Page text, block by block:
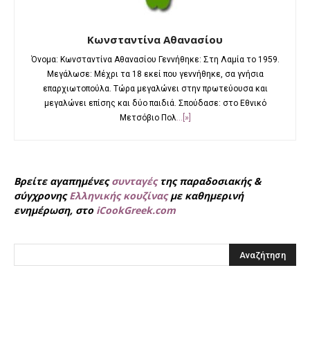
Κωνσταντίνα Αθανασίου
Όνομα: Κωνσταντίνα Αθανασίου Γεννήθηκε: Στη Λαμία το 1959.
Μεγάλωσε: Μέχρι τα 18 εκεί που γεννήθηκε, σα γνήσια
επαρχιωτοπούλα. Τώρα μεγαλώνει στην πρωτεύουσα και
μεγαλώνει επίσης και δύο παιδιά. Σπούδασε: στο Εθνικό
Μετσόβιο Πολ ...[»]
Βρείτε αγαπημένεςσυνταγέςτης παραδοσιακής &
σύγχρονηςΕλληνικής κουζίναςμε καθημερινή
ενημέρωση, στο iCookGreek.com